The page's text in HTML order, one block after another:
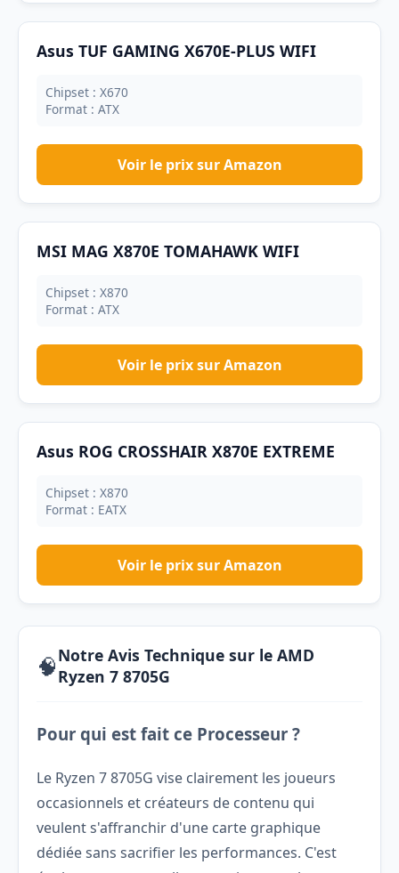
Asus TUF GAMING X670E-PLUS WIFI
Chipset : X670
Format : ATX
Voir le prix sur Amazon
MSI MAG X870E TOMAHAWK WIFI
Chipset : X870
Format : ATX
Voir le prix sur Amazon
Asus ROG CROSSHAIR X870E EXTREME
Chipset : X870
Format : EATX
Voir le prix sur Amazon
🧠Notre Avis Technique sur le AMD
Ryzen 7 8705G
Pour qui est fait ce Processeur ?
Le Ryzen 7 8705G vise clairement les joueurs
occasionnels et créateurs de contenu qui
veulent s'affranchir d'une carte graphique
dédiée sans sacrifier les performances. C'est